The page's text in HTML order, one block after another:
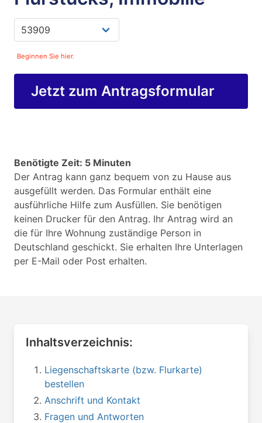
Beginnen Sie hier.
Jetzt zum Antragsformular
Benötigte Zeit: 5 Minuten
Der Antrag kann ganz bequem von zu Hause aus
ausgefüllt werden. Das Formular enthält eine
ausführliche Hilfe zum Ausfüllen. Sie benötigen
keinen Drucker für den Antrag. Ihr Antrag wird an
die für Ihre Wohnung zuständige Person in
Deutschland geschickt. Sie erhalten Ihre Unterlagen
per E-Mail oder Post erhalten.
Inhaltsverzeichnis:
Liegenschaftskarte (bzw. Flurkarte)
bestellen
Anschrift und Kontakt
Fragen und Antworten